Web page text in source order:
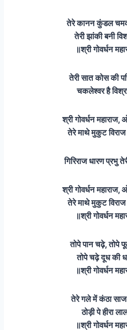
तेरे कानन कुंडल
तेरी झांकी बनी
॥श्री गोवर्धन
तेरी सात कोस की
चकलेश्वर है
श्री गोवर्धन महाराज,
तेरे माथे मुकुट
गिरिराज धारण प्रभु
श्री गोवर्धन महाराज,
तेरे माथे मुकुट
॥श्री गोवर्धन
तोपे पान चढ़े, तोपे
तोपे चढ़े दूध की
॥श्री गोवर्धन
तेरे गले में कंठा
ठोड़ी पे हीरा
॥श्री गोवर्धन